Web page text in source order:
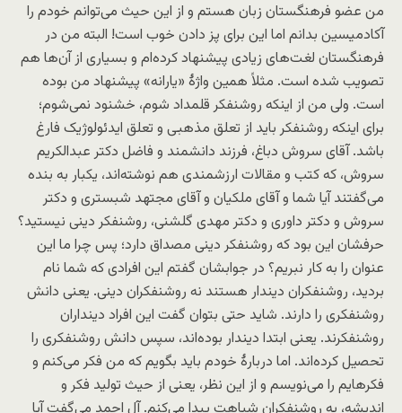
من عضو فرهنگستان زبان هستم و از این حیث می‌توانم خودم را
آکادمیسین بدانم اما این برای پز دادن خوب است! البته من در
فرهنگستان لغت‌های زیادی پیشنهاد کرده‌ام و بسیاری از آن‌ها هم
تصویب شده است. مثلاً همین واژۀ «یارانه» پیشنهاد من بوده
است. ولی من از اینکه روشنفکر قلمداد شوم، خشنود نمی‌شوم؛
برای اینکه روشنفکر باید از تعلق مذهبی و تعلق ایدئولوژیک فارغ
باشد. آقای سروش دباغ، فرزند دانشمند و فاضل دکتر عبدالکریم
سروش، که کتب و مقالات ارزشمندی هم نوشته‌اند، یکبار به بنده
می‌گفتند آیا شما و آقای ملکیان و آقای مجتهد شبستری و دکتر
سروش و دکتر داوری و دکتر مهدی گلشنی، روشنفکر دینی نیستید؟
حرفشان این بود که روشنفکر دینی مصداق دارد؛ پس چرا ما این
عنوان را به کار نبریم؟ در جوابشان گفتم این افرادی که شما نام
بردید، روشنفکران دیندار هستند نه روشنفکران دینی. یعنی دانش
روشنفکری را دارند. شاید حتی بتوان گفت این افراد دینداران
روشنفکرند. یعنی ابتدا دیندار بوده‌اند، سپس دانش روشنفکری را
تحصیل کرده‌اند. اما دربارۀ خودم باید بگویم که من فکر می‌کنم و
فکرهایم را می‌نویسم و از این نظر، یعنی از حیث تولید فکر و